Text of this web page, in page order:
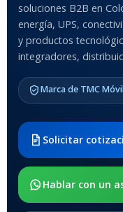
soluciones B2B en
energía, UPS,
y productos
integradores,
Marca de TMC
Solicitar
Hablar con un